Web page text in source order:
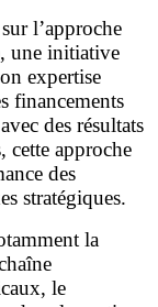
l’approche
une initiative
expertise
financements
des résultats
cette approche
des
stratégiques.
la
le